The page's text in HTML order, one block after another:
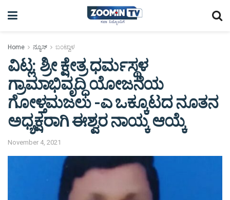
Home ನ್ಯೂಸ್ ಬಂಟ್ವಾಳ
ವಿಟ್ಲ: ಶ್ರೀ ಕ್ಷೇತ್ರ ಧರ್ಮಸ್ಥಳ
ಗ್ರಾಮಾಭಿವೃದ್ಧಿ ಯೋಜನೆಯ
ಗೋಳ್ತಮಜಲು -ಎ ಒಕ್ಕೂಟದ ನೂತನ
ಅಧ್ಯಕ್ಷರಾಗಿ ಈಶ್ವರ ನಾಯ್ಕ ಆಯ್ಕೆ
November 4, 2021